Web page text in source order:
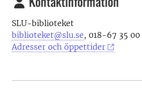
SLU-biblioteket
biblioteket@slu.se, 018-67 35 00
Adresser och öppettider